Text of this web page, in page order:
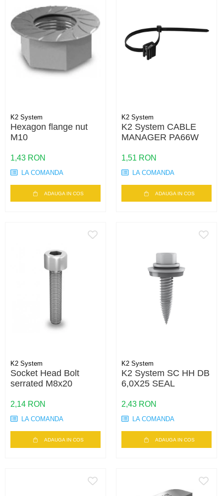
K2 System
Hexagon flange nut
M10
1,43 RON
LA COMANDA
ADAUGA IN COS
K2 System
K2 System CABLE
MANAGER PA66W
1,51 RON
LA COMANDA
ADAUGA IN COS
K2 System
Socket Head Bolt
serrated M8x20
2,14 RON
LA COMANDA
ADAUGA IN COS
K2 System
K2 System SC HH DB
6,0X25 SEAL
2,43 RON
LA COMANDA
ADAUGA IN COS